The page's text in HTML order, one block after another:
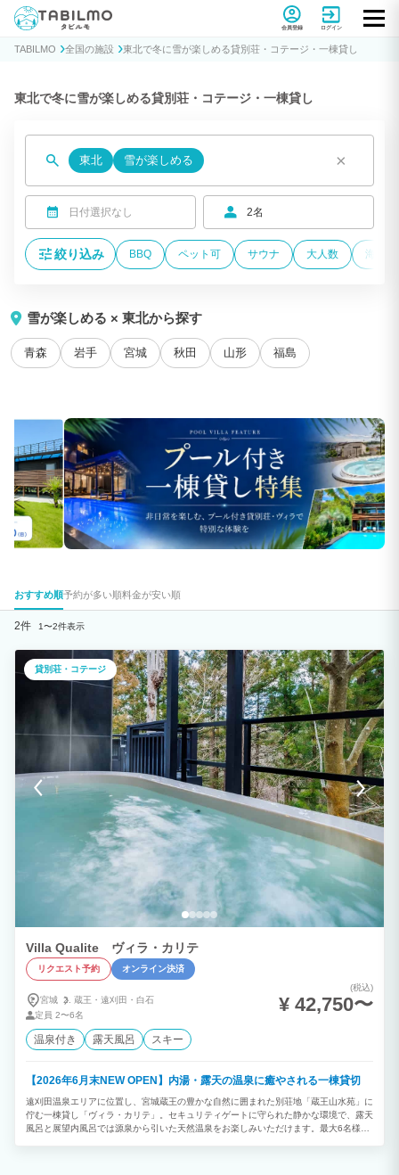
貸別荘コテージ・一棟貸し宿泊予約サイトTABILMO(タビルモ)
会員登録 ログイン
TABILMO 全国の施設 東北で冬に雪が楽しめる貸別荘・コテージ・一棟貸し
東北で冬に雪が楽しめる貸別荘・コテージ・一棟貸し
東北 雪が楽しめる ×
日付選択なし 2名
絞り込み BBQ ペット可 サウナ 大人数 海が
雪が楽しめる × 東北から探す
青森 岩手 宮城 秋田 山形 福島
おすすめ順予約が多い順料金が安い順
2件 1〜2件表示
貸別荘・コテージ
Villa Qualite ヴィラ・カリテ
リクエスト予約 オンライン決済
宮城 蔵王・ 遠刈田・ 白石
定員 2〜6名
(税込)
¥ 42,750〜
温泉付き 露天風呂 スキー
【2026年6月末NEW OPEN】内湯・露天の温泉に癒やされる一棟貸切
遠刈田温泉エリアに位置し、宮城蔵王の豊かな自然に囲まれた別荘地「蔵王山水苑」に
佇む一棟貸し「ヴィラ・カリテ」。セキュリティゲートに守られた静かな環境で、露天
風呂と展望内風呂では源泉から引いた天然温泉をお楽しみいただけます。最大6名様ま